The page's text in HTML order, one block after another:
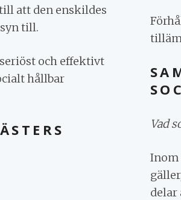
att den enskildes
till.
och effektivt
hållbar
Vad
Inom
delar